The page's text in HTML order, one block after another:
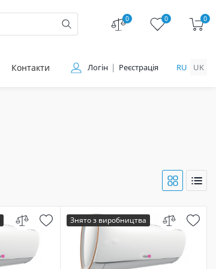
0 0 0
Контакти Логін Реєстрація RU UK
Знято з виробництва